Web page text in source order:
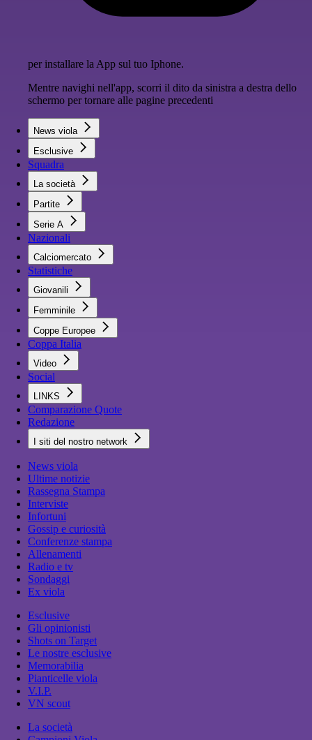
per installare la App sul tuo Iphone.
Mentre navighi nell'app, scorri il dito da sinistra a destra dello
schermo per tornare alle pagine precedenti
News viola
Esclusive
Squadra
La società
Partite
Serie A
Nazionali
Calciomercato
Statistiche
Giovanili
Femminile
Coppe Europee
Coppa Italia
Video
Social
LINKS
Comparazione Quote
Redazione
I siti del nostro network
News viola
Ultime notizie
Rassegna Stampa
Interviste
Infortuni
Gossip e curiosità
Conferenze stampa
Allenamenti
Radio e tv
Sondaggi
Ex viola
Esclusive
Gli opinionisti
Shots on Target
Le nostre esclusive
Memorabilia
Pianticelle viola
V.I.P.
VN scout
La società